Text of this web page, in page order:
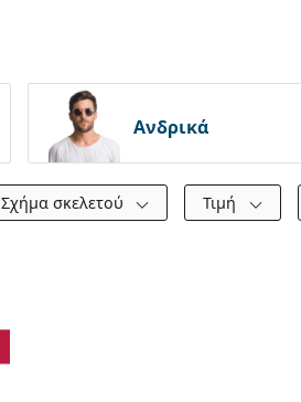
Ανδρικά
Σχήμα σκελετού Τιμή